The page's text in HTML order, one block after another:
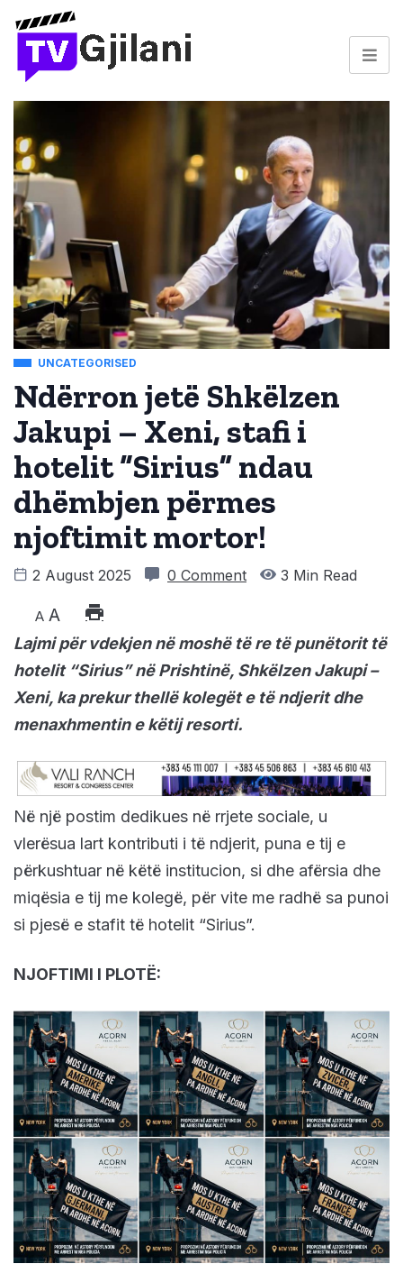
UNCATEGORISED
Ndërron jetë Shkëlzen
Jakupi – Xeni, stafi i
hotelit “Sirius” ndau
dhëmbjen përmes
njoftimit mortor!
2 August 2025 0 Comment 3 Min Read
A A
Lajmi për vdekjen në moshë të re të punëtorit të
hotelit “Sirius” në Prishtinë, Shkëlzen Jakupi –
Xeni, ka prekur thellë kolegët e të ndjerit dhe
menaxhmentin e këtij resorti.
Në një postim dedikues në rrjete sociale, u
vlerësua lart kontributi i të ndjerit, puna e tij e
përkushtuar në këtë institucion, si dhe afërsia dhe
miqësia e tij me kolegë, për vite me radhë sa punoi
si pjesë e stafit të hotelit “Sirius”.
NJOFTIMI I PLOTË: